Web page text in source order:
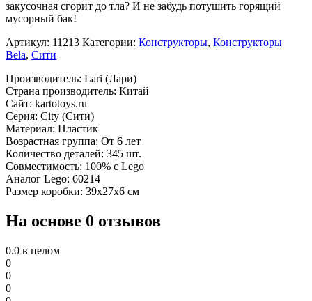
закусочная сгорит до тла? И не забудь потушить горящий
мусорный бак!
Артикул: 11213 Категории: Конструкторы, Конструкторы
Bela, Сити
Производитель: Lari (Лари)
Страна производитель: Китай
Сайт: kartotoys.ru
Серия: City (Сити)
Материал: Пластик
Возрастная группа: От 6 лет
Количество деталей: 345 шт.
Совместимость: 100% с Lego
Аналог Lego: 60214
Размер коробки: 39x27x6 см
На основе 0 отзывов
0.0 в целом
0
0
0